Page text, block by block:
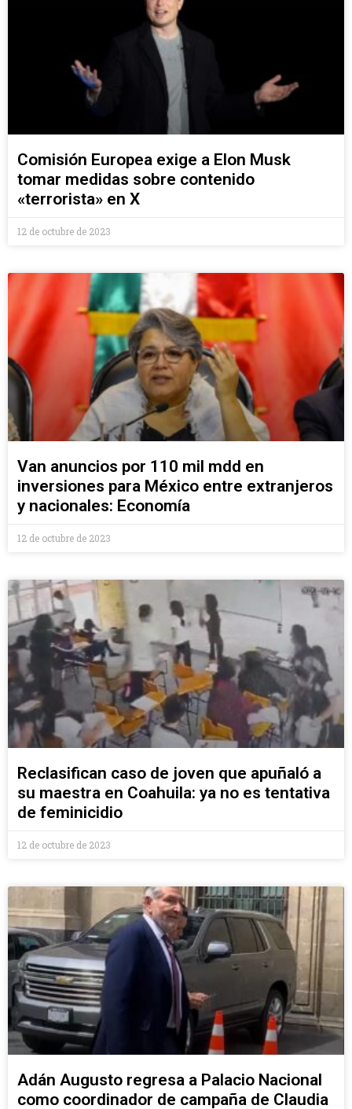
Comisión Europea exige a Elon Musk
tomar medidas sobre contenido
«terrorista» en X
12 de octubre de 2023
Van anuncios por 110 mil mdd en
inversiones para México entre extranjeros
y nacionales: Economía
12 de octubre de 2023
Reclasifican caso de joven que apuñaló a
su maestra en Coahuila: ya no es tentativa
de feminicidio
12 de octubre de 2023
Adán Augusto regresa a Palacio Nacional
como coordinador de campaña de Claudia